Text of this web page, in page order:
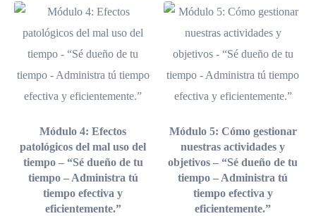
Módulo 4: Efectos
patológicos del mal uso del
tiempo – “Sé dueño de tu
tiempo – Administra tú
tiempo efectiva y
eficientemente.”
Módulo 5: Cómo gestionar
nuestras actividades y
objetivos – “Sé dueño de tu
tiempo – Administra tú
tiempo efectiva y
eficientemente.”